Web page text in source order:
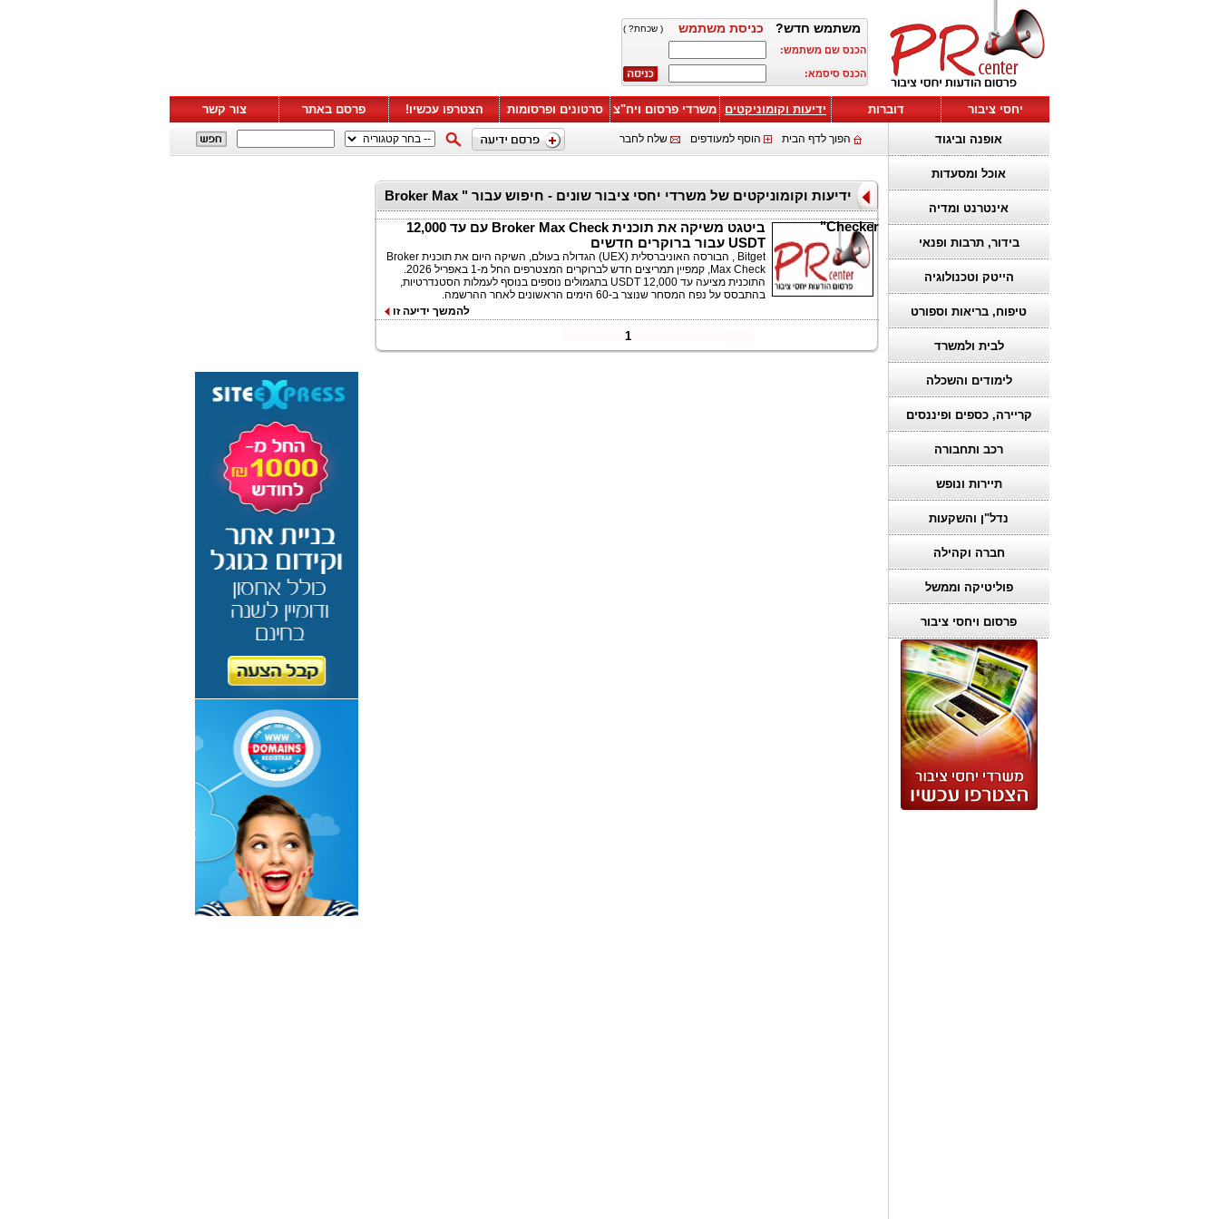
משתמש חדש? כניסת משתמש ( שכחת? )
הכנס שם משתמש:
הכנס סיסמא:
יחסי ציבור דוברות ידיעות וקומוניקטים משרדי פרסום ויח"צ סרטונים ופרסומות הצטרפו עכשיו! פרסם באתר צור קשר
אופנה וביגוד
אוכל ומסעדות
אינטרנט ומדיה
בידור, תרבות ופנאי
הייטק וטכנולוגיה
טיפוח, בריאות וספורט
לבית ולמשרד
לימודים והשכלה
קריירה, כספים ופיננסים
רכב ותחבורה
תיירות ונופש
נדל"ן והשקעות
חברה וקהילה
פוליטיקה וממשל
פרסום ויחסי ציבור
הפוך לדף הבית הוסף למעודפים שלח לחבר
ידיעות וקומוניקטים של משרדי יחסי ציבור שונים - חיפוש עבור " Broker Max
Checker"
ביטגט משיקה את תוכנית Broker Max Check עם עד 12,000
USDT עבור ברוקרים חדשים
Bitget , הבורסה האוניברסלית (UEX) הגדולה בעולם, השיקה היום את תוכנית Broker
Max Check, קמפיין תמריצים חדש לברוקרים המצטרפים החל מ-1 באפריל 2026.
התוכנית מציעה עד 12,000 USDT בתגמולים נוספים בנוסף לעמלות הסטנדרטיות,
בהתבסס על נפח המסחר שנוצר ב-60 הימים הראשונים לאחר ההרשמה.
להמשך ידיעה זו
1